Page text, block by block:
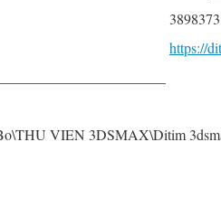
https://
VIEN 3DSMAX\Ditim